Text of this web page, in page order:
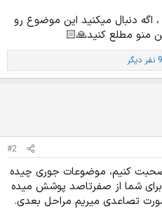
دنبال میکنید این موضوع رو
منو مطلع کنید🙏🏻
#2
کنیم، موضوعات جوری چیده
شما از صفرتاصد پوشش میده
تصاعدی میریم مراحل بعدی.